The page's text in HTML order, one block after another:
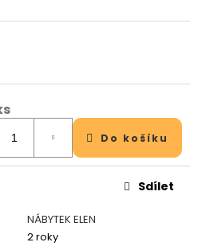
Do košíku
NÁBYTEK ELEN
2 roky
Sdílet